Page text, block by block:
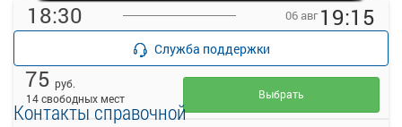
18:30 06 авг 19:15
75 руб.
14 свободных мест
Выбрать
Служба поддержки
Контакты справочной